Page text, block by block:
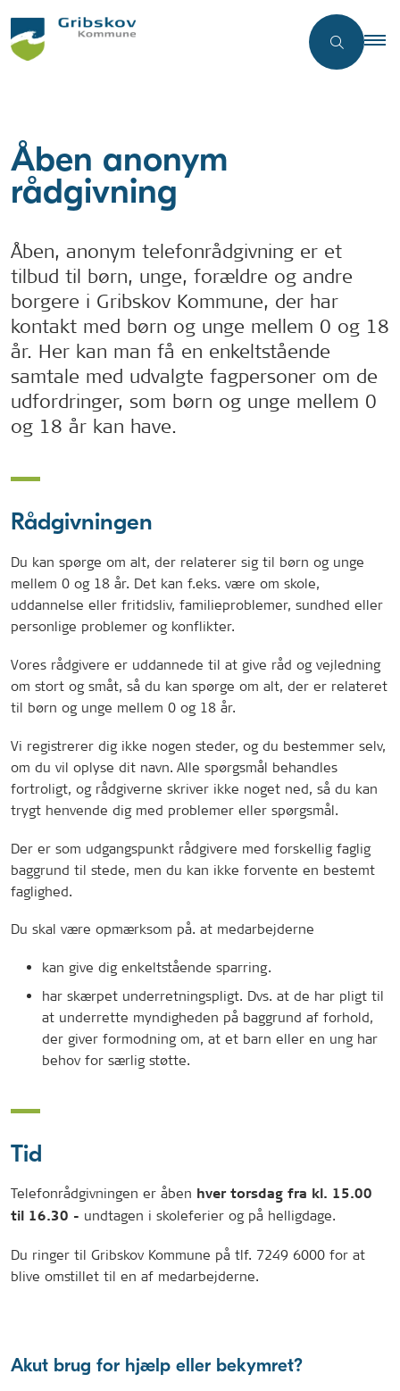
Åben anonym
rådgivning
Åben, anonym telefonrådgivning er et
tilbud til børn, unge, forældre og andre
borgere i Gribskov Kommune, der har
kontakt med børn og unge mellem 0 og 18
år. Her kan man få en enkeltstående
samtale med udvalgte fagpersoner om de
udfordringer, som børn og unge mellem 0
og 18 år kan have.
Rådgivningen
Du kan spørge om alt, der relaterer sig til børn og unge
mellem 0 og 18 år. Det kan f.eks. være om skole,
uddannelse eller fritidsliv, familieproblemer, sundhed eller
personlige problemer og konflikter.
Vores rådgivere er uddannede til at give råd og vejledning
om stort og småt, så du kan spørge om alt, der er relateret
til børn og unge mellem 0 og 18 år.
Vi registrerer dig ikke nogen steder, og du bestemmer selv,
om du vil oplyse dit navn. Alle spørgsmål behandles
fortroligt, og rådgiverne skriver ikke noget ned, så du kan
trygt henvende dig med problemer eller spørgsmål.
Der er som udgangspunkt rådgivere med forskellig faglig
baggrund til stede, men du kan ikke forvente en bestemt
faglighed.
Du skal være opmærksom på. at medarbejderne
kan give dig enkeltstående sparring.
har skærpet underretningspligt. Dvs. at de har pligt til
at underrette myndigheden på baggrund af forhold,
der giver formodning om, at et barn eller en ung har
behov for særlig støtte.
Tid
Telefonrådgivningen er åben hver torsdag fra kl. 15.00
til 16.30 - undtagen i skoleferier og på helligdage.
Du ringer til Gribskov Kommune på tlf. 7249 6000 for at
blive omstillet til en af medarbejderne.
Akut brug for hjælp eller bekymret?